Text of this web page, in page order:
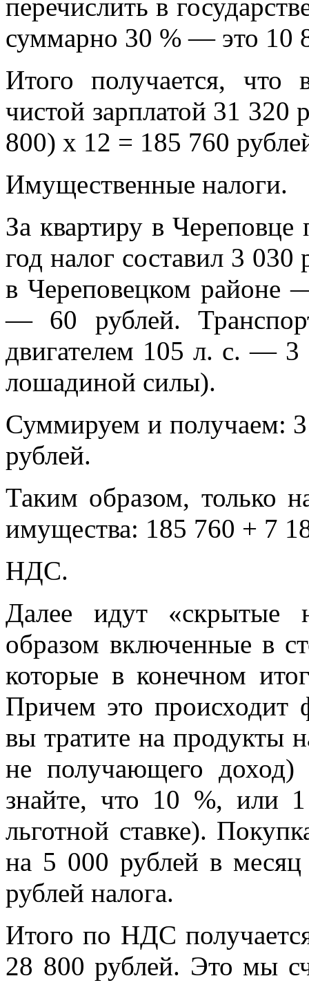
перечислить в
суммарно 30 % — это 10
Итого получается,
чистой зарплатой 31 320
800) х 12 = 185 760
Имущественные налоги.
За квартиру в
год налог составил 3
в Череповецком районе
— 60 рублей.
двигателем 105 л. с. — 3
лошадиной силы).
Суммируем и получаем:
рублей.
Таким образом, только
имущества: 185 760 + 7
НДС.
Далее идут «скрытые
образом включенные в
которые в конечном
Причем это происходит
вы тратите на продукты
не получающего
знайте, что 10 %,
льготной ставке).
на 5 000 рублей в
рублей налога.
Итого по НДС
28 800 рублей. Это мы